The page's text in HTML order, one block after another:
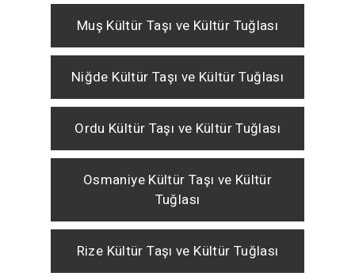
Muş Kültür Taşı ve Kültür Tuğlası
Niğde Kültür Taşı ve Kültür Tuğlası
Ordu Kültür Taşı ve Kültür Tuğlası
Osmaniye Kültür Taşı ve Kültür
Tuğlası
Rize Kültür Taşı ve Kültür Tuğlası